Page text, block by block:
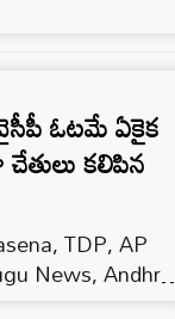
ఓటమే ఏకైక
కలిపిన
TDP, AP
News, Andhra